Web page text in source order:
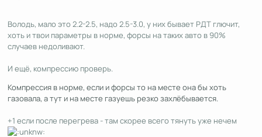
Володь, мало это 2.2-2.5, надо 2.5-3.0, у них бывает РДТ глючит,
хоть и твои параметры в норме, форсы на таких авто в 90%
случаев недоливают.
И ещё, компрессию проверь.
Компрессия в норме, если и форсы то на месте она бы хоть
газовала, а тут и на месте газуешь резко захлёбывается.
+1 если после перегрева - там скорее всего тянуть уже нечем